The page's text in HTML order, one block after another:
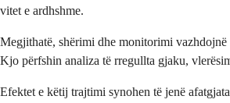
vitet e ardhshme.
Megjithatë, shërimi dhe monitorimi
Kjo përfshin analiza të rregullta gjaku,
Efektet e këtij trajtimi synohen të jenë